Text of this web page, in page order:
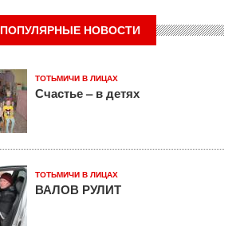
ПОПУЛЯРНЫЕ НОВОСТИ
ТОТЬМИЧИ В ЛИЦАХ
Счастье – в детях
ТОТЬМИЧИ В ЛИЦАХ
ВАЛОВ РУЛИТ